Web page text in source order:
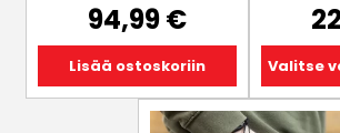
94,99€
Lisää ostoskoriin Valitse
Tällä